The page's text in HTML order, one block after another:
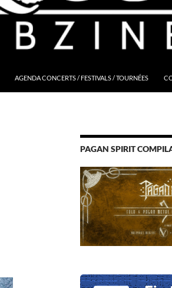
AGENDA CONCERTS / FESTIVALS / TOURNÉES
PAGAN SPIRIT